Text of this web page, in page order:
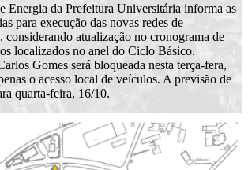
Energia da Prefeitura Universitária informa as
para execução das novas redes de
considerando atualização no cronograma de
localizados no anel do Ciclo Básico.
Gomes será bloqueada nesta terça-fera,
o acesso local de veículos. A previsão de
quarta-feira, 16/10.